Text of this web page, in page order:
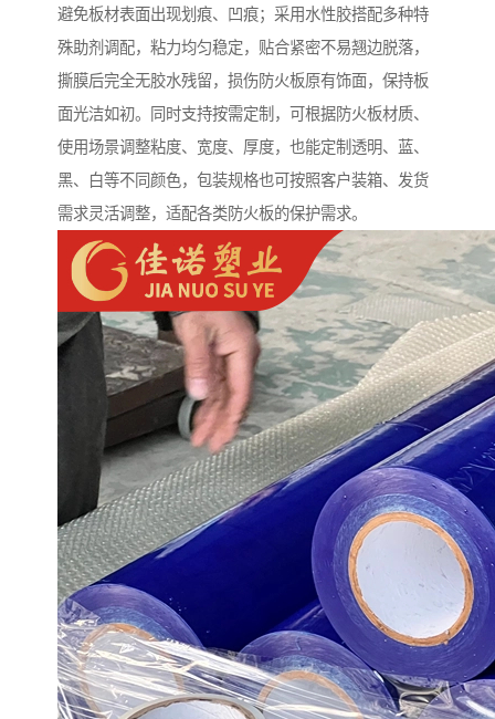
避免板材表面出现划痕、凹痕；采用水性胶搭配多种特
殊助剂调配，粘力均匀稳定，贴合紧密不易翘边脱落，
撕膜后完全无胶水残留，损伤防火板原有饰面，保持板
面光洁如初。同时支持按需定制，可根据防火板材质、
使用场景调整粘度、宽度、厚度，也能定制透明、蓝、
黑、白等不同颜色，包装规格也可按照客户装箱、发货
需求灵活调整，适配各类防火板的保护需求。